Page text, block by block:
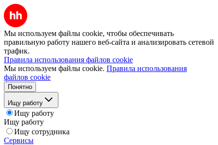
Мы используем файлы cookie, чтобы обеспечивать
правильную работу нашего веб-сайта и анализировать сетевой
трафик.
Правила использования файлов cookie
Мы используем файлы cookie. Правила использования
файлов cookie
Понятно
Ищу работу
Ищу работу
Ищу работу
Ищу сотрудника
Сервисы